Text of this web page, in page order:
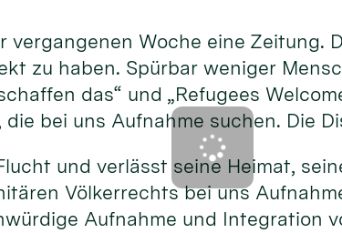
Woche eine Zeitung.
zu haben. Spürbar weniger
das“ und „Refugees
bei uns Aufnahme suchen. Die
und verlässt seine Heimat,
Völkerrechts bei uns
Aufnahme und Integration